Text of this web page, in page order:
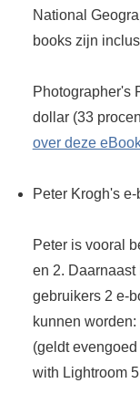
National
books zijn
Photographer's
dollar (33
over deze
Peter Krogh's
Peter is vooral
en 2.
gebruikers 2 e-
kunnen worden:
(geldt
with Lightroom